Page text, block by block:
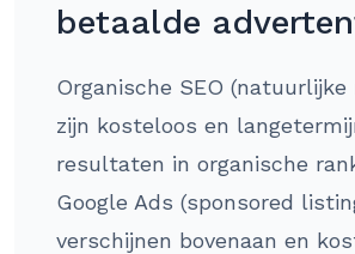
betaalde
Organische SEO (natuurlijke
zijn kosteloos en
resultaten in organische
Google Ads (sponsored
verschijnen bovenaan en